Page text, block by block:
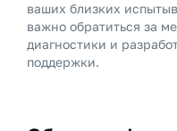
ваших близких
важно обратиться за
диагностики и
поддержки.